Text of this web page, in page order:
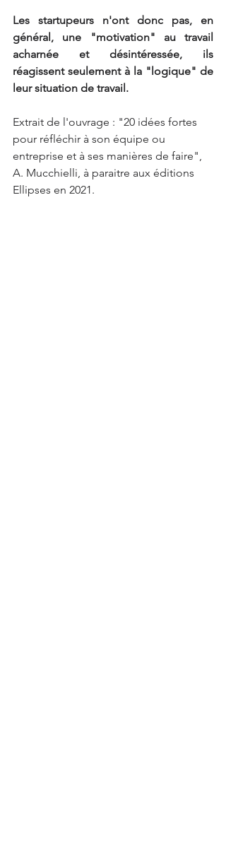
Les startupeurs n'ont donc pas, en
général, une "motivation" au travail
acharnée et désintéressée, ils
réagissent seulement à la "logique" de
leur situation de travail.
Extrait de l'ouvrage : "20 idées fortes
pour réfléchir à son équipe ou
entreprise et à ses manières de faire",
A. Mucchielli, à paraitre aux éditions
Ellipses en 2021.